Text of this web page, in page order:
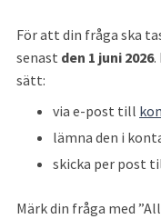
För att din fråga ska
senast den 1 juni 2026.
sätt:
via e-post till
lämna den i
skicka per post
Märk din fråga med